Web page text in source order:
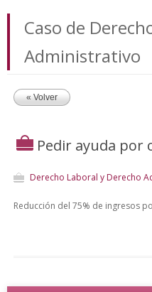
Caso de
Administrativo
« Volver
Pedir ayuda por
Derecho Laboral y Derecho
Reducción del 75% de ingresos